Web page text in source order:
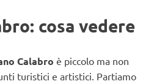
cosa vedere
Calabro è piccolo ma non
turistici e artistici. Partiamo